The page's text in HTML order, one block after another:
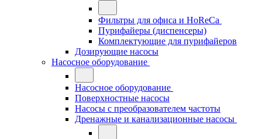
Фильтры для офиса и HoReCa
Пурифайеры (диспенсеры)
Комплектующие для пурифайеров
Дозирующие насосы
Насосное оборудование
Насосное оборудование
Поверхностные насосы
Насосы с преобразователем частоты
Дренажные и канализационные насосы